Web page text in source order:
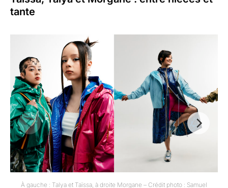
tante
À gauche : Talya et Taïssa, à droite Morgane – Crédit photo : Samuel